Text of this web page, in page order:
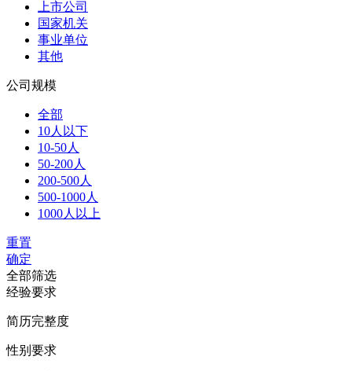
上市公司
国家机关
事业单位
其他
公司规模
全部
10人以下
10-50人
50-200人
200-500人
500-1000人
1000人以上
重置
确定
全部筛选
经验要求
简历完整度
性别要求